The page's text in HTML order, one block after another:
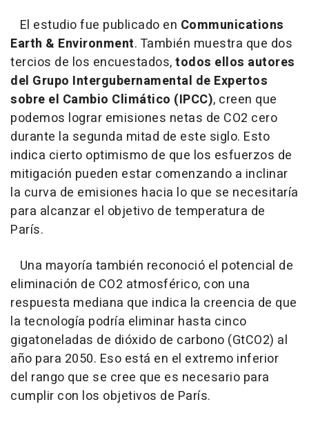
El estudio fue publicado en Communications
Earth & Environment. También muestra que dos
tercios de los encuestados,todos ellos autores
del Grupo Intergubernamental de Expertos
sobre el Cambio Climático (IPCC), creen que
podemos lograr emisiones netas de CO2 cero
durante la segunda mitad de este siglo. Esto
indica cierto optimismo de que los esfuerzos de
mitigación pueden estar comenzando a inclinar
la curva de emisiones hacia lo que se necesitaría
para alcanzar el objetivo de temperatura de
París.
Una mayoría también reconoció el potencial de
eliminación de CO2 atmosférico, con una
respuesta mediana que indica la creencia de que
la tecnología podría eliminar hasta cinco
gigatoneladas de dióxido de carbono (GtCO2) al
año para 2050. Eso está en el extremo inferior
del rango que se cree que es necesario para
cumplir con los objetivos de París.